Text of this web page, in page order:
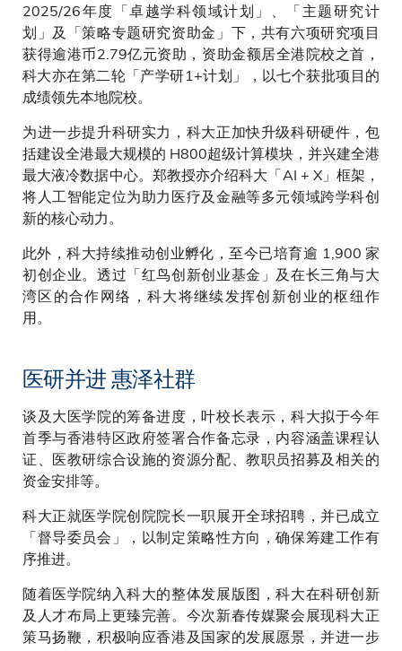
2025/26年度「卓越学科领域计划」、「主题研究计
划」及「策略专题研究资助金」下，共有六项研究项目
获得逾港币2.79亿元资助，资助金额居全港院校之首，
科大亦在第二轮「产学研1+计划」，以七个获批项目的
成绩领先本地院校。
为进一步提升科研实力，科大正加快升级科研硬件，包
括建设全港最大规模的 H800超级计算模块，并兴建全港
最大液冷数据中心。郑教授亦介绍科大「AI + X」框架，
将人工智能定位为助力医疗及金融等多元领域跨学科创
新的核心动力。
此外，科大持续推动创业孵化，至今已培育逾 1,900 家
初创企业。透过「红鸟创新创业基金」及在长三角与大
湾区的合作网络，科大将继续发挥创新创业的枢纽作
用。
医研并进 惠泽社群
谈及大医学院的筹备进度，叶校长表示，科大拟于今年
首季与香港特区政府签署合作备忘录，内容涵盖课程认
证、医教研综合设施的资源分配、教职员招募及相关的
资金安排等。
科大正就医学院创院院长一职展开全球招聘，并已成立
「督导委员会」，以制定策略性方向，确保筹建工作有
序推进。
随着医学院纳入科大的整体发展版图，科大在科研创新
及人才布局上更臻完善。今次新春传媒聚会展现科大正
策马扬鞭，积极响应香港及国家的发展愿景，并进一步